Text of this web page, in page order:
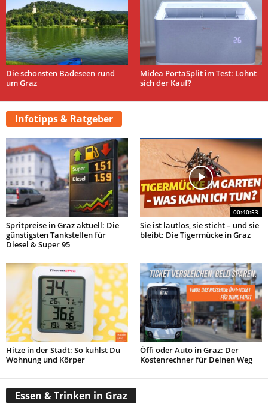
Die schönsten Badeseen rund
um Graz
Midea PortaSplit im Test: Lohnt
sich der Kauf?
Infotipps & Ratgeber
Spritpreise in Graz aktuell: Die
günstigsten Tankstellen für
Diesel & Super 95
00:40:53
Sie ist lautlos, sie sticht – und sie
bleibt: Die Tigermücke in Graz
Hitze in der Stadt: So kühlst Du
Wohnung und Körper
Öffi oder Auto in Graz: Der
Kostenrechner für Deinen Weg
Essen & Trinken in Graz